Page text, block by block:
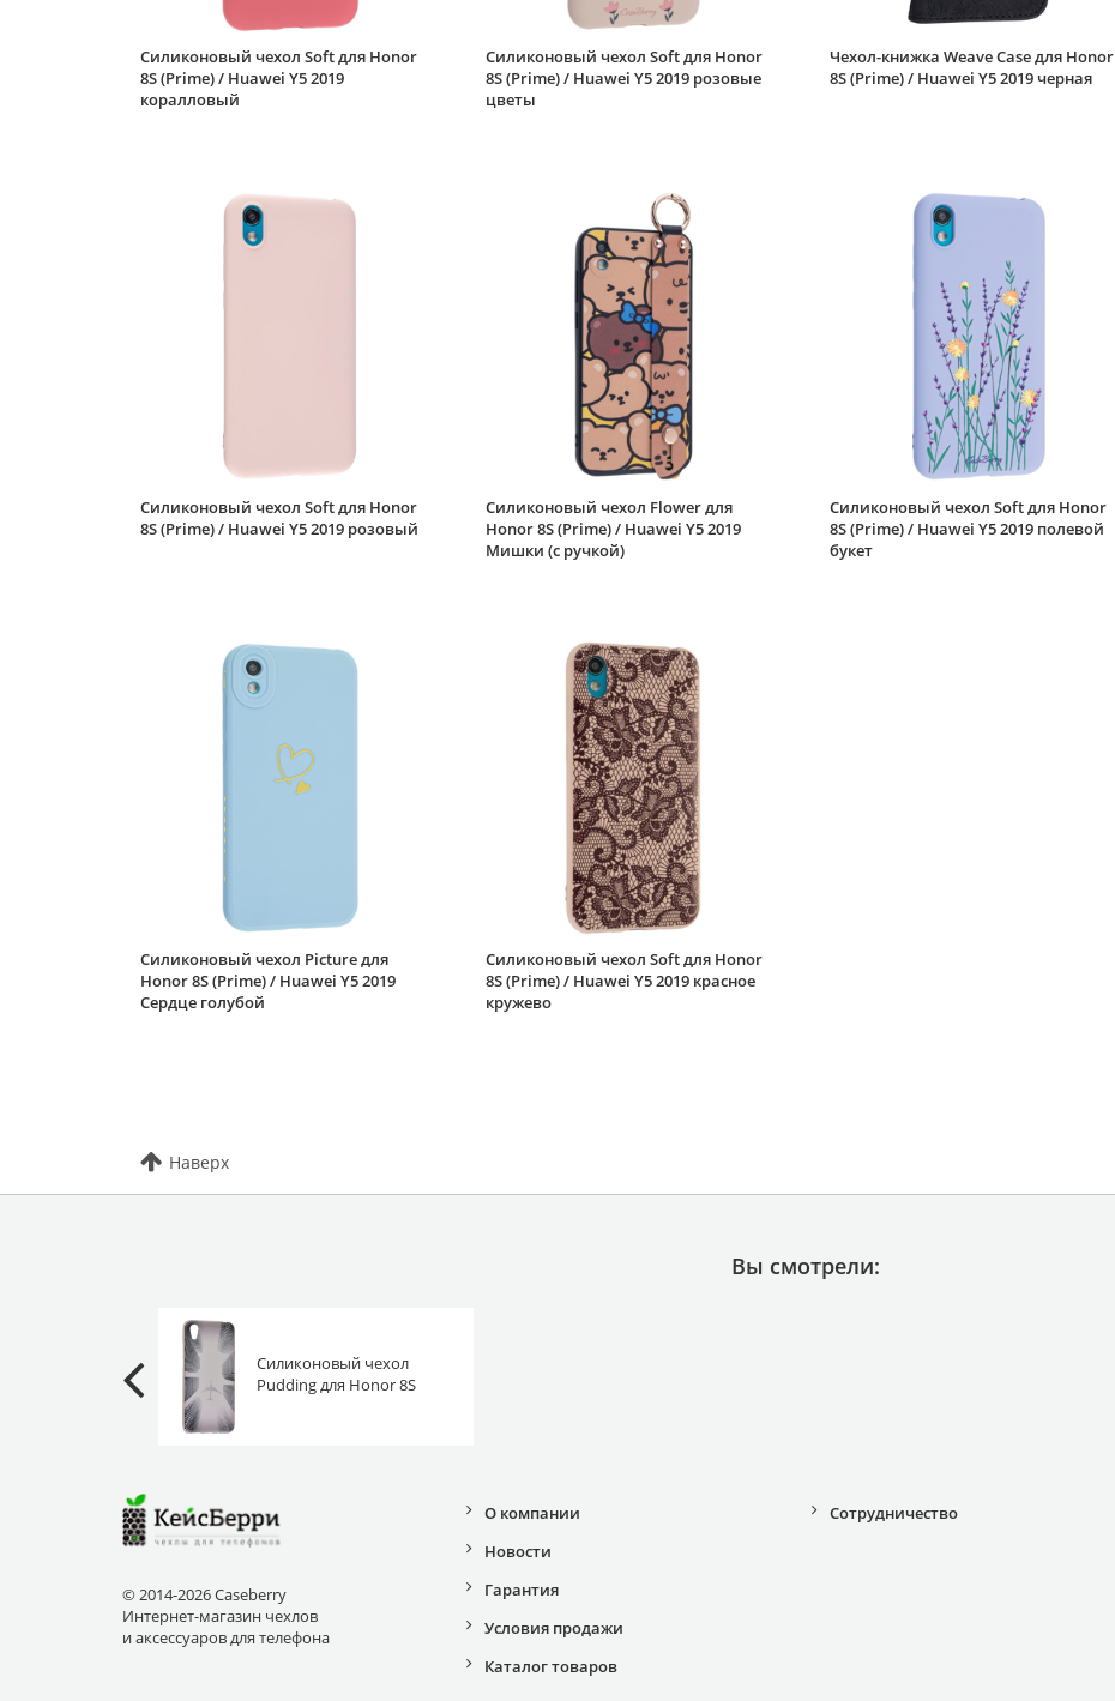
Силиконовый чехол Soft для Honor
8S (Prime) / Huawei Y5 2019
коралловый
Силиконовый чехол Soft для Honor
8S (Prime) / Huawei Y5 2019 розовые
цветы
Чехол-книжка Weave Case для Honor
8S (Prime) / Huawei Y5 2019 черная
Силиконовый чехол Soft для Honor
8S (Prime) / Huawei Y5 2019 розовый
Силиконовый чехол Flower для
Honor 8S (Prime) / Huawei Y5 2019
Мишки (с ручкой)
Силиконовый чехол Soft для Honor
8S (Prime) / Huawei Y5 2019 полевой
букет
Силиконовый чехол Picture для
Honor 8S (Prime) / Huawei Y5 2019
Сердце голубой
Силиконовый чехол Soft для Honor
8S (Prime) / Huawei Y5 2019 красное
кружево
Наверх
Вы смотрели:
Силиконовый чехол
Pudding для Honor 8S
© 2014-2026 Caseberry
Интернет-магазин чехлов
и аксессуаров для телефона
О компании
Новости
Гарантия
Условия продажи
Каталог товаров
Сотрудничество